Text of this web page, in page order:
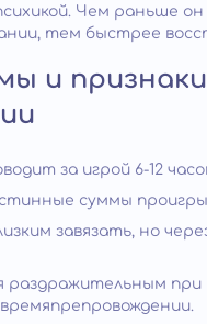
Чем раньше
тем быстрее
и признаки
за игрой 6-12
суммы
завязать, но
раздражительным при